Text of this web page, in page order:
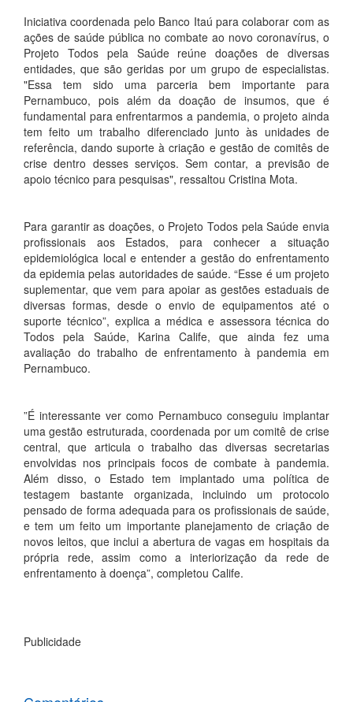
Iniciativa coordenada pelo Banco Itaú para colaborar com as
ações de saúde pública no combate ao novo coronavírus, o
Projeto Todos pela Saúde reúne doações de diversas
entidades, que são geridas por um grupo de especialistas.
"Essa tem sido uma parceria bem importante para
Pernambuco, pois além da doação de insumos, que é
fundamental para enfrentarmos a pandemia, o projeto ainda
tem feito um trabalho diferenciado junto às unidades de
referência, dando suporte à criação e gestão de comitês de
crise dentro desses serviços. Sem contar, a previsão de
apoio técnico para pesquisas", ressaltou Cristina Mota.
Para garantir as doações, o Projeto Todos pela Saúde envia
profissionais aos Estados, para conhecer a situação
epidemiológica local e entender a gestão do enfrentamento
da epidemia pelas autoridades de saúde. “Esse é um projeto
suplementar, que vem para apoiar as gestões estaduais de
diversas formas, desde o envio de equipamentos até o
suporte técnico”, explica a médica e assessora técnica do
Todos pela Saúde, Karina Calife, que ainda fez uma
avaliação do trabalho de enfrentamento à pandemia em
Pernambuco.
”É interessante ver como Pernambuco conseguiu implantar
uma gestão estruturada, coordenada por um comitê de crise
central, que articula o trabalho das diversas secretarias
envolvidas nos principais focos de combate à pandemia.
Além disso, o Estado tem implantado uma política de
testagem bastante organizada, incluindo um protocolo
pensado de forma adequada para os profissionais de saúde,
e tem um feito um importante planejamento de criação de
novos leitos, que inclui a abertura de vagas em hospitais da
própria rede, assim como a interiorização da rede de
enfrentamento à doença”, completou Calife.
Publicidade